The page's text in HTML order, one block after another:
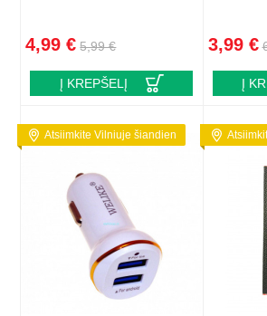
4,99 € 5,99 €
Į KREPŠELĮ
3,99 €
Į
Atsiimkite Vilniuje šiandien